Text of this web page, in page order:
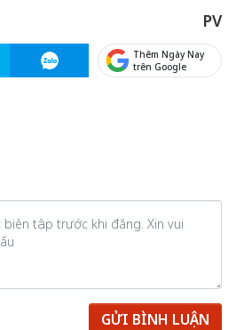
PV
Thêm Ngày Nay
trên Google
GỬI BÌNH LUẬN